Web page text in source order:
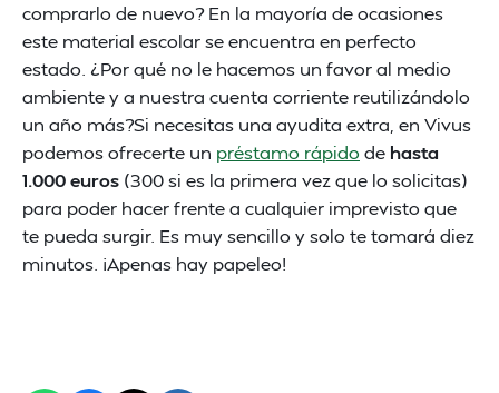
comprarlo de nuevo? En la mayoría de ocasiones
este material escolar se encuentra en perfecto
estado. ¿Por qué no le hacemos un favor al medio
ambiente y a nuestra cuenta corriente reutilizándolo
un año más?Si necesitas una ayudita extra, en Vivus
podemos ofrecerte un préstamo rápido de hasta
1.000 euros (300 si es la primera vez que lo solicitas)
para poder hacer frente a cualquier imprevisto que
te pueda surgir. Es muy sencillo y solo te tomará diez
minutos. ¡Apenas hay papeleo!